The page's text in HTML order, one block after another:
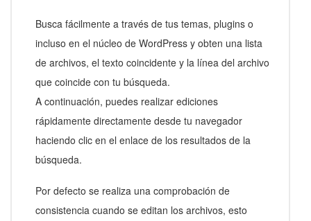
Busca fácilmente a través de tus temas, plugins o
incluso en el núcleo de WordPress y obten una lista
de archivos, el texto coincidente y la línea del archivo
que coincide con tu búsqueda.
A continuación, puedes realizar ediciones
rápidamente directamente desde tu navegador
haciendo clic en el enlace de los resultados de la
búsqueda.
Por defecto se realiza una comprobación de
consistencia cuando se editan los archivos, esto